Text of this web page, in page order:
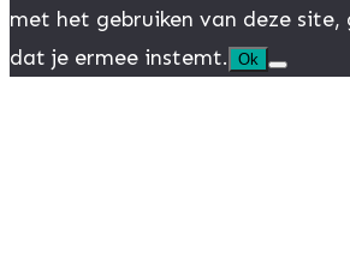
met het gebruiken van deze site,
dat je ermee instemt.
Ok